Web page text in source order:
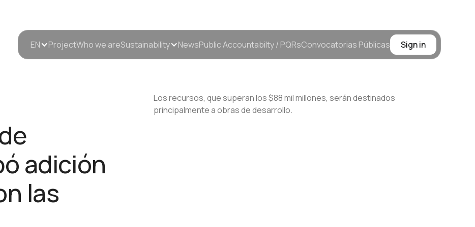
EN ProjectWho we areSustainability NewsPublic Accountabilty / PQRsConvocatorias Públicas Sign in
adición
las
Los recursos, que superan los $88 mil millones, serán destinados
principalmente a obras de desarrollo.